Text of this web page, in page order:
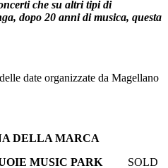
che su altri tipi di
dopo 20 anni di musica, questa
date organizzate da Magellano
DELLA MARCA
MUSIC PARK SOLD